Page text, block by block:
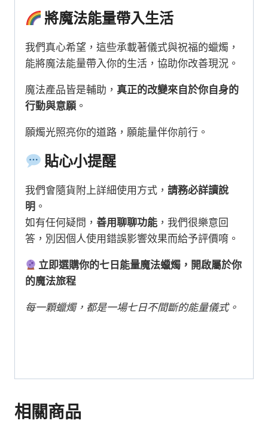
將魔法能量帶入生活
我們真心希望，這些承載著儀式與祝福的蠟燭，
能將魔法能量帶入你的生活，協助你改善現況。
魔法產品皆是輔助， 真正的改變來自於你自身的
行動與意願 。
願燭光照亮你的道路，願能量伴你前行。
貼心小提醒
我們會隨貨附上詳細使用方式， 請務必詳讀說
明 。
如有任何疑問， 善用聊聊功能 ，我們很樂意回
答，別因個人使用錯誤影響效果而給予評價唷。
立即選購你的七日能量魔法蠟燭，開啟屬於你
的魔法旅程
每一顆蠟燭，都是一場七日不間斷的能量儀式。
相關商品